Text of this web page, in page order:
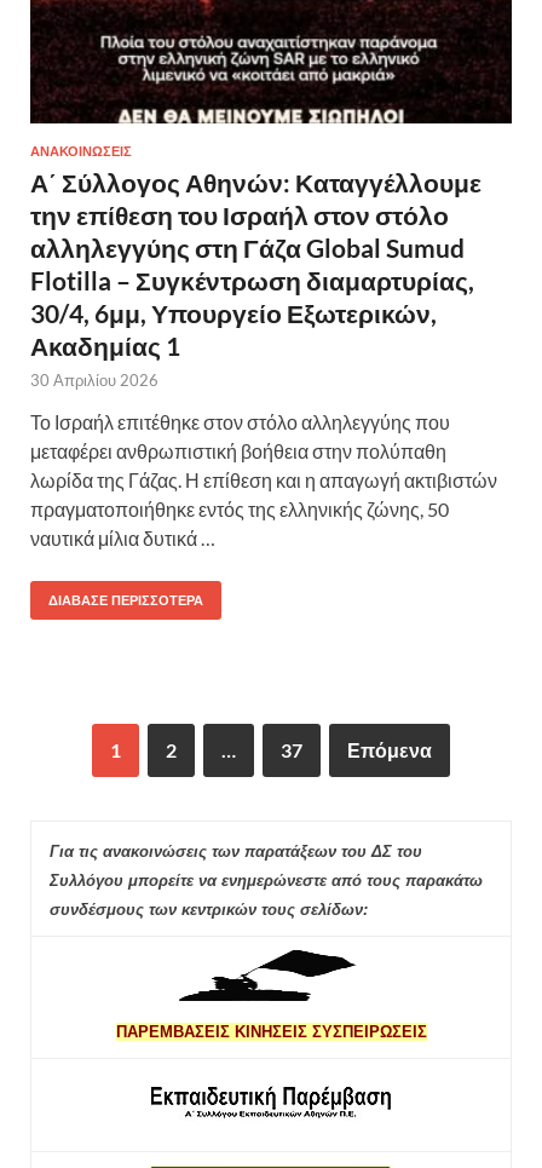
ΑΝΑΚΟΙΝΩΣΕΙΣ
Α΄ Σύλλογος Αθηνών: Καταγγέλλουμε
την επίθεση του Ισραήλ στον στόλο
αλληλεγγύης στη Γάζα Global Sumud
Flotilla – Συγκέντρωση διαμαρτυρίας,
30/4, 6μμ, Υπουργείο Εξωτερικών,
Ακαδημίας 1
30 Απριλίου 2026
Το Ισραήλ επιτέθηκε στον στόλο αλληλεγγύης που
μεταφέρει ανθρωπιστική βοήθεια στην πολύπαθη
λωρίδα της Γάζας. Η επίθεση και η απαγωγή ακτιβιστών
πραγματοποιήθηκε εντός της ελληνικής ζώνης, 50
ναυτικά μίλια δυτικά …
ΔΙΆΒΑΣΕ ΠΕΡΙΣΣΌΤΕΡΑ
1 2 … 37 Επόμενα
Για τις ανακοινώσεις των παρατάξεων του ΔΣ του
Συλλόγου μπορείτε να ενημερώνεστε από τους παρακάτω
συνδέσμους των κεντρικών τους σελίδων:
ΠΑΡΕΜΒΑΣΕΙΣ ΚΙΝΗΣΕΙΣ ΣΥΣΠΕΙΡΩΣΕΙΣ